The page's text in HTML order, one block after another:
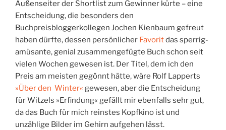
Außenseiter der Shortlist zum Gewinner kürte – eine
Entscheidung, die besonders den
Buchpreisbloggerkollegen Jochen Kienbaum gefreut
haben dürfte, dessen persönlicher Favoritdas sperrig-
amüsante, genial zusammengefügte Buch schon seit
vielen Wochen gewesen ist. Der Titel, dem ich den
Preis am meisten gegönnt hätte, wäre Rolf Lapperts
»Über den Winter« gewesen, aber die Entscheidung
für Witzels »Erfindung« gefällt mir ebenfalls sehr gut,
da das Buch für mich reinstes Kopfkino ist und
unzählige Bilder im Gehirn aufgehen lässt.